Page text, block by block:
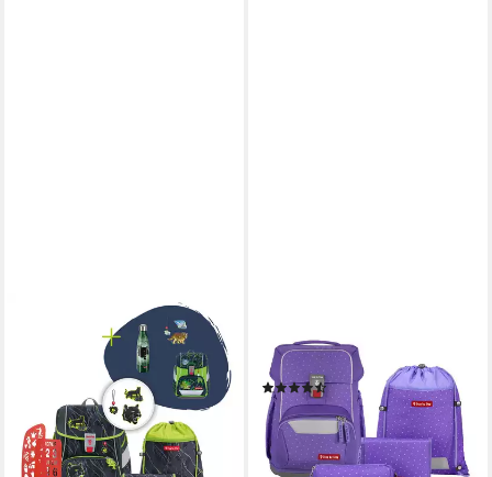
Schulranzen 2IN1 PLUS
„Danger Cat Chiko“, 9-teilig,
grün (6-teilig, 9-tlg)
249,99 € UVP 331,96 €
-25%
lieferbar - in 3-4 Werktagen bei dir
Schulranzen BASIS, 4-teilig
(4-teilig, 4-tlg)
(5)
142,99 € UVP199,99 €
-29%
lieferbar - in 3-4 Werktagen bei dir